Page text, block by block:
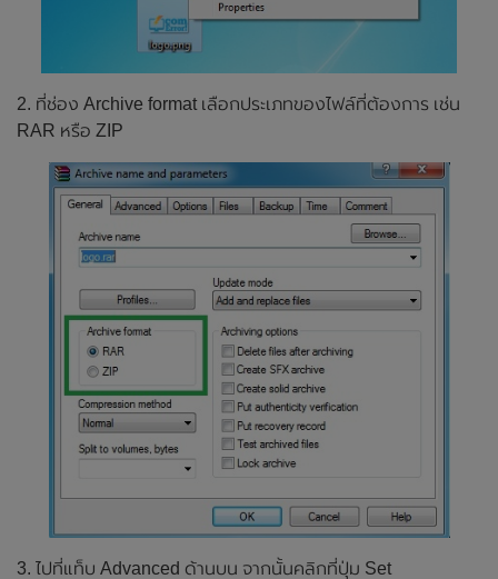
2. ที่ช่อง Archive format เลือกประเภทของไฟล์ที่ต้องการ เช่น
RAR หรือ ZIP
3. ไปที่แท็บ Advanced ด้านบน จากนั้นคลิกที่ปุ่ม Set